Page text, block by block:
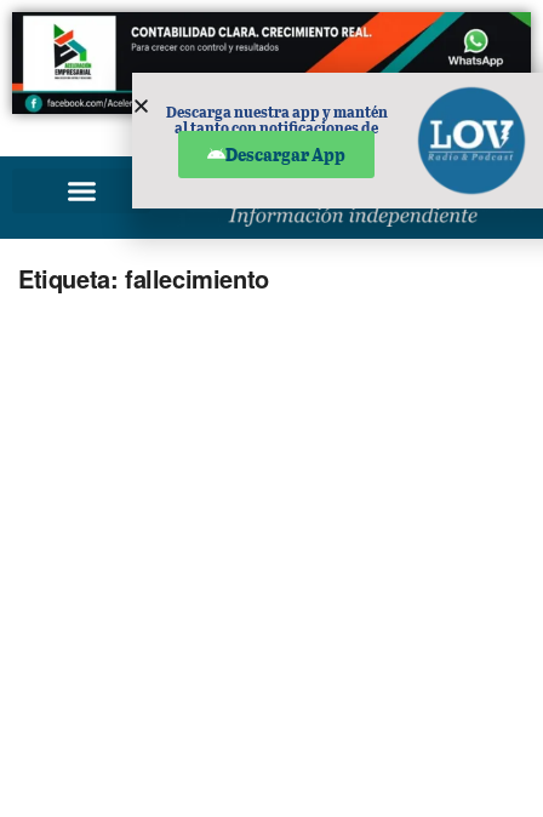
PUBLICIDAD
Etiqueta: fallecimiento
Descarga nuestra app y mantén
al tanto con notificaciones de
Descargar App